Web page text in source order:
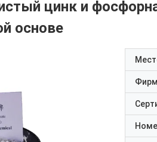
цинк и
основе